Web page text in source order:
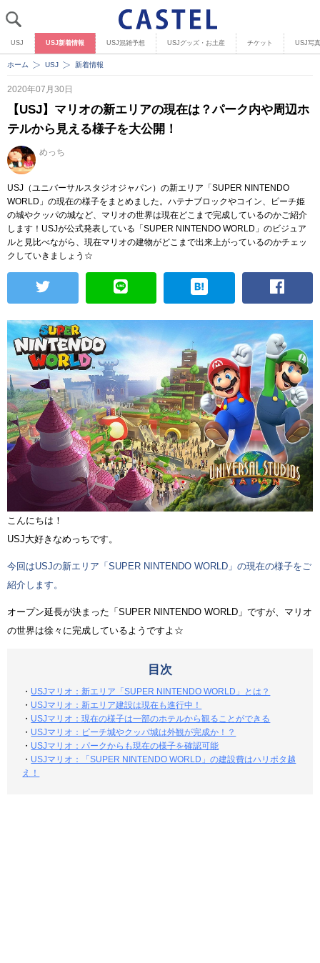
USJ USJ新着情報 USJ混雑予想 USJグッズ・お土産 チケット USJ写
ホーム USJ 新着情報
2020年07月30日
【USJ】マリオの新エリアの現在は？パーク内や周辺ホ
テルから見える様子を大公開！
めっち
USJ（ユニバーサルスタジオジャパン）の新エリア「SUPER NINTENDO
WORLD」の現在の様子をまとめました。ハテナブロックやコイン、ピーチ姫
の城やクッパの城など、マリオの世界は現在どこまで完成しているのかご紹介
します！USJが公式発表している「SUPER NINTENDO WORLD」のビジュア
ルと見比べながら、現在マリオの建物がどこまで出来上がっているのかチェッ
クしていきましょう☆
こんにちは！
USJ大好きなめっちです。
今回はUSJの新エリア「SUPER NINTENDO WORLD」の現在の様子をご
紹介します。
オープン延長が決まった「SUPER NINTENDO WORLD」ですが、マリオ
の世界は徐々に完成しているようですよ☆
目次
・ USJマリオ：新エリア「SUPER NINTENDO WORLD」とは？
・ USJマリオ：新エリア建設は現在も進行中！
・ USJマリオ：現在の様子は一部のホテルから観ることができる
・ USJマリオ：ピーチ城やクッパ城は外観が完成か！？
・ USJマリオ：パークからも現在の様子を確認可能
・ USJマリオ：「SUPER NINTENDO WORLD」の建設費はハリポタ越
え！